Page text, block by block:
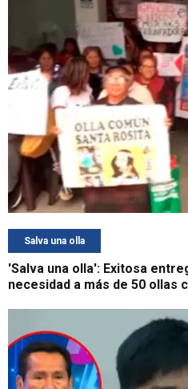
Salva una olla
'Salva una olla': Exitosa
necesidad a más de 50 ollas